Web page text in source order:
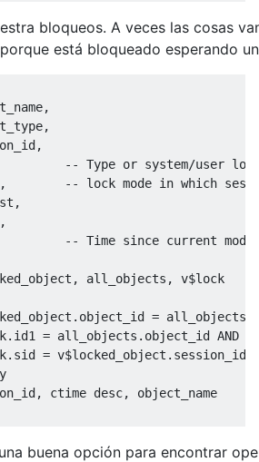
bloqueos. A veces las cosas
está bloqueado esperando
,
,
,
-- Type or system/user
,
-- lock mode in which
,
,
-- Time since current mode
, all_objects , v$
. object_id = all_objects
. id1 = all_objects . object_id AND
. sid = v$locked_object .
, ctime desc,
buena opción para encontrar